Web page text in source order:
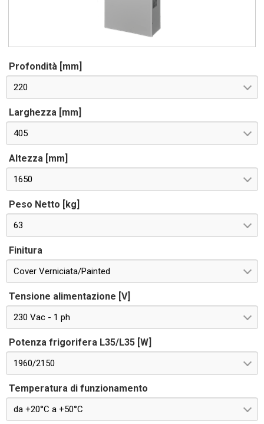
Profondità [mm]
220
Larghezza [mm]
405
Altezza [mm]
1650
Peso Netto [kg]
63
Finitura
Cover Verniciata/Painted
Tensione alimentazione [V]
230 Vac - 1 ph
Potenza frigorifera L35/L35 [W]
1960/2150
Temperatura di funzionamento
da +20°C a +50°C